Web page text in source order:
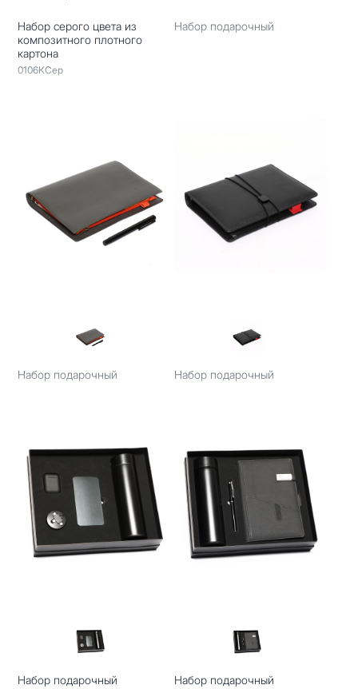
Набор серого цвета из
композитного плотного
картона
0106КСер
Набор подарочный
Набор подарочный Набор подарочный
Набор подарочный Набор подарочный